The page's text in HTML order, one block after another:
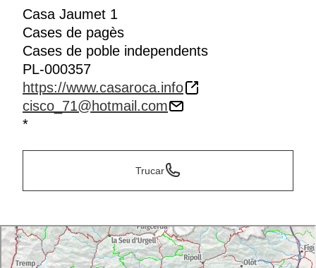
Casa Jaumet 1
Cases de pagès
Cases de poble independents
PL-000357
https://www.casaroca.info
cisco_71@hotmail.com
*
Trucar